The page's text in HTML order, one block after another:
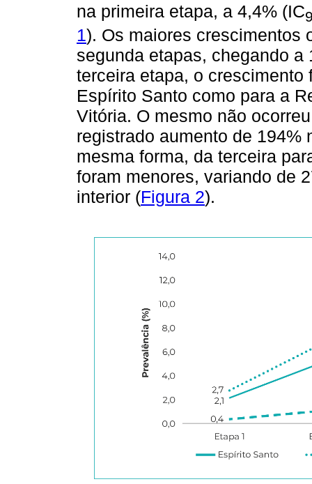
na primeira etapa, a 4,4% (IC
1). Os maiores crescimentos
segunda etapas, chegando a
terceira etapa, o crescimento
Espírito Santo como para a
Vitória. O mesmo não
registrado aumento de 194%
mesma forma, da terceira
foram menores, variando de
interior (Figura 2).